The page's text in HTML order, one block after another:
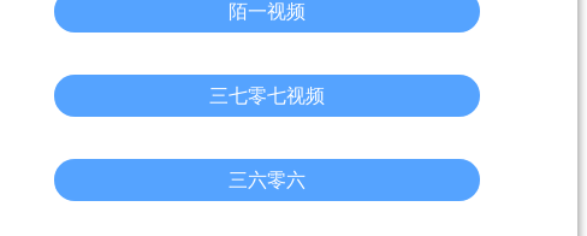
陌一视频
三七零七视频
三六零六